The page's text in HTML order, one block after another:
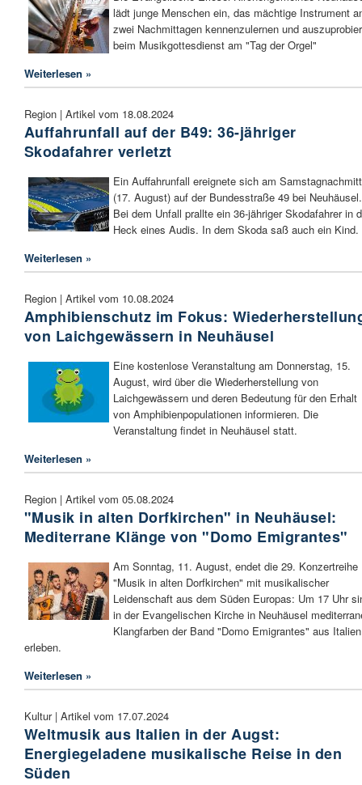
lädt junge Menschen ein, das mächtige Instrument
zwei Nachmittagen kennenzulernen und
beim Musikgottesdienst am "Tag der Orgel"
Weiterlesen »
Region | Artikel vom 18.08.2024
Auffahrunfall auf der B49: 36-jähriger
Skodafahrer verletzt
Ein Auffahrunfall ereignete sich am
(17. August) auf der Bundesstraße 49 bei Neuhäusel.
Bei dem Unfall prallte ein 36-jähriger Skodafahrer in
Heck eines Audis. In dem Skoda saß auch ein Kind.
Weiterlesen »
Region | Artikel vom 10.08.2024
Amphibienschutz im Fokus:
von Laichgewässern in Neuhäusel
Eine kostenlose Veranstaltung am Donnerstag, 15.
August, wird über die Wiederherstellung von
Laichgewässern und deren Bedeutung für den Erhalt
von Amphibienpopulationen informieren. Die
Veranstaltung findet in Neuhäusel statt.
Weiterlesen »
Region | Artikel vom 05.08.2024
"Musik in alten Dorfkirchen" in Neuhäusel:
Mediterrane Klänge von "Domo Emigrantes"
Am Sonntag, 11. August, endet die 29. Konzertreihe
"Musik in alten Dorfkirchen" mit musikalischer
Leidenschaft aus dem Süden Europas: Um 17 Uhr
in der Evangelischen Kirche in Neuhäusel
Klangfarben der Band "Domo Emigrantes" aus
erleben.
Weiterlesen »
Kultur | Artikel vom 17.07.2024
Weltmusik aus Italien in der Augst:
Energiegeladene musikalische Reise in den
Süden